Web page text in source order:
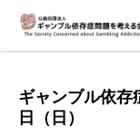
ギャンブル依存
日（日）
ご寄付のお願い